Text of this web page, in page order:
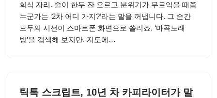
회식 자리. 술이 한두 잔 오르고 분위기가 무르익을 때쯤
누군가는 ‘2차 어디 가지?’라는 말을 꺼냅니다. 그 순간
모두의 시선이 스마트폰 화면으로 쏠리죠. ‘마곡노래
방’을 검색해 보지만, 지도에…
틱톡 스크립트, 10년 차 카피라이터가 말